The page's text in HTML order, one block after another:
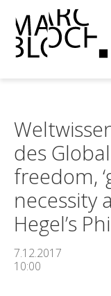
des
freedom,
necessity
Hegel’s
7.12.2017
10:00